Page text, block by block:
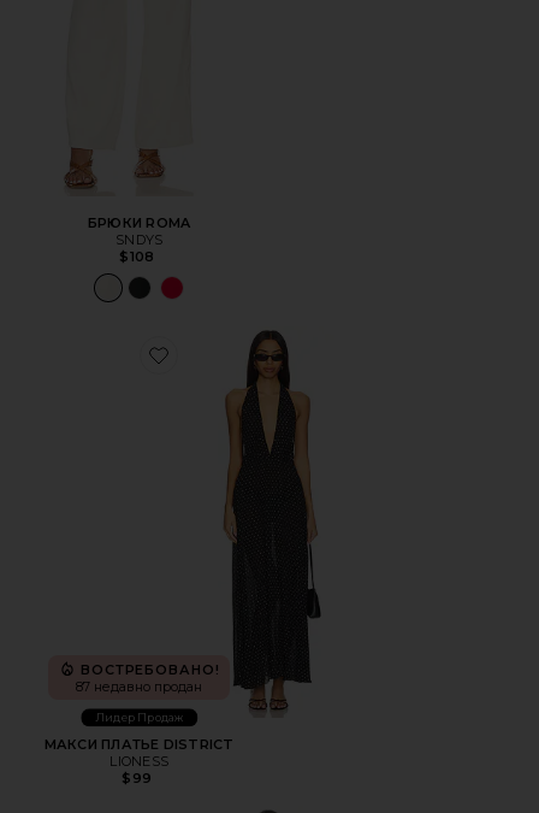
БРЮКИ ROMA
SNDYS
$108
Favorite МАКСИ ПЛАТЬЕ DISTRICT
ВОСТРЕБОВАНО!
87 недавно продан
Лидер Продаж
МАКСИ ПЛАТЬЕ DISTRICT
LIONESS
$99